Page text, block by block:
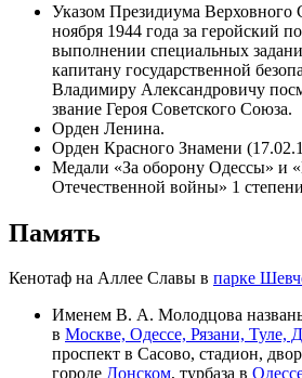
Указом Президиума
ноября 1944 года за геройский
выполнении специальных
капитану государственной
Владимиру Александровичу
звание Героя Советского Союза.
Орден Ленина.
Орден Красного Знамени
Медали «За оборону Одессы» и
Отечественной войны» 1
Память
Кенотаф на Аллее Славы в парке
Именем В. А. Молодцова
в Москве, Одессе, Рязани, Туле,
проспект в Сасово, стадион,
городе Донском, турбаза в